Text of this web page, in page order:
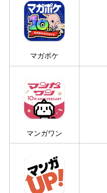
マガポケ
マンガワン